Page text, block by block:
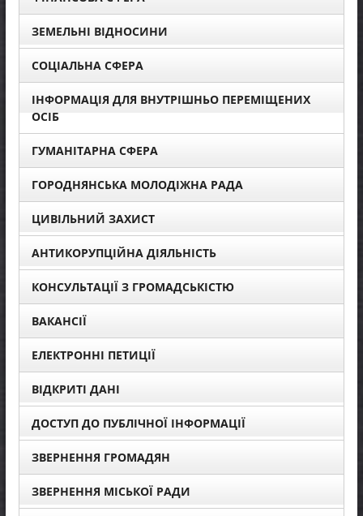
ЗЕМЕЛЬНІ ВІДНОСИНИ
СОЦІАЛЬНА СФЕРА
ІНФОРМАЦІЯ ДЛЯ ВНУТРІШНЬО ПЕРЕМІЩЕНИХ
ОСІБ
ГУМАНІТАРНА СФЕРА
ГОРОДНЯНСЬКА МОЛОДІЖНА РАДА
ЦИВІЛЬНИЙ ЗАХИСТ
АНТИКОРУПЦІЙНА ДІЯЛЬНІСТЬ
КОНСУЛЬТАЦІЇ З ГРОМАДСЬКІСТЮ
ВАКАНСІЇ
ЕЛЕКТРОННІ ПЕТИЦІЇ
ВІДКРИТІ ДАНІ
ДОСТУП ДО ПУБЛІЧНОЇ ІНФОРМАЦІЇ
ЗВЕРНЕННЯ ГРОМАДЯН
ЗВЕРНЕННЯ МІСЬКОЇ РАДИ